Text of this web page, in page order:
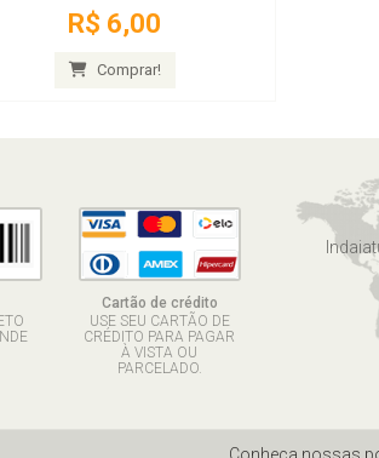
R$ 6,00
Comprar!
Cartão de crédito
USE SEU CARTÃO DE
CRÉDITO PARA PAGAR
À VISTA OU
PARCELADO.